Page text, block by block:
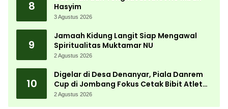
8
Hasyim
3 Agustus 2026
9
Jamaah Kidung Langit Siap Mengawal
Spiritualitas Muktamar NU
2 Agustus 2026
10
Digelar di Desa Denanyar, Piala Danrem
Cup di Jombang Fokus Cetak Bibit Atlet
Menembak Berprestasi
2 Agustus 2026